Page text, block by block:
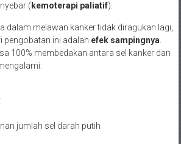
( kemoterapi paliatif).
dalam melawan kanker tidak diragukan lagi,
pengobatan ini adalah efek sampingnya
100% membedakan antara sel kanker dan
jumlah sel darah putih